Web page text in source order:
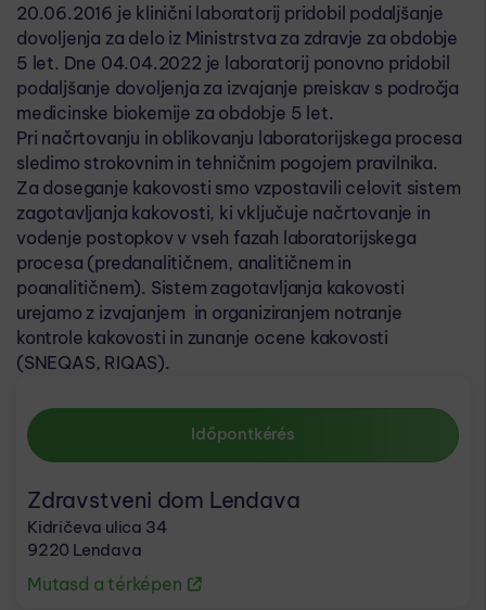
20.06.2016 je klinični laboratorij pridobil podaljšanje
dovoljenja za delo iz Ministrstva za zdravje za obdobje
5 let. Dne 04.04.2022 je laboratorij ponovno pridobil
podaljšanje dovoljenja za izvajanje preiskav s področja
medicinske biokemije za obdobje 5 let.
Pri načrtovanju in oblikovanju laboratorijskega procesa
sledimo strokovnim in tehničnim pogojem pravilnika.
Za doseganje kakovosti smo vzpostavili celovit sistem
zagotavljanja kakovosti, ki vključuje načrtovanje in
vodenje postopkov v vseh fazah laboratorijskega
procesa (predanalitičnem, analitičnem in
poanalitičnem). Sistem zagotavljanja kakovosti
urejamo z izvajanjem in organiziranjem notranje
kontrole kakovosti in zunanje ocene kakovosti
(SNEQAS, RIQAS).
Időpontkérés
Zdravstveni dom Lendava
Kidričeva ulica 34
9220 Lendava
Mutasd a térképen